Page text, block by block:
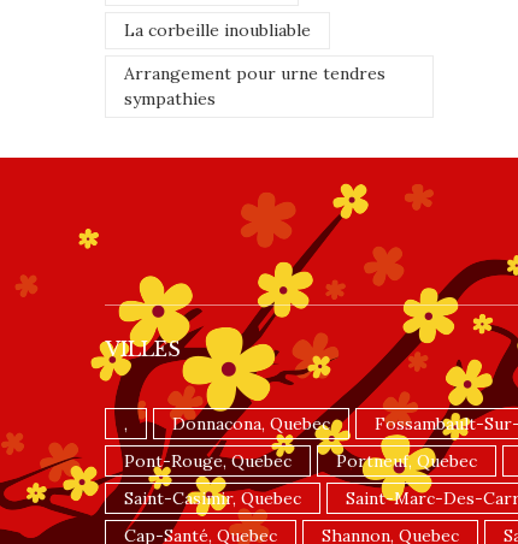
La corbeille inoubliable
Arrangement pour urne tendres
sympathies
VILLES
, Donnacona, Quebec Fossambault-
Pont-Rouge, Quebec
Portneuf, Quebec
Saint-Casimir, Quebec
Saint-Marc-Des-
Cap-Santé, Quebec
Shannon, Quebec